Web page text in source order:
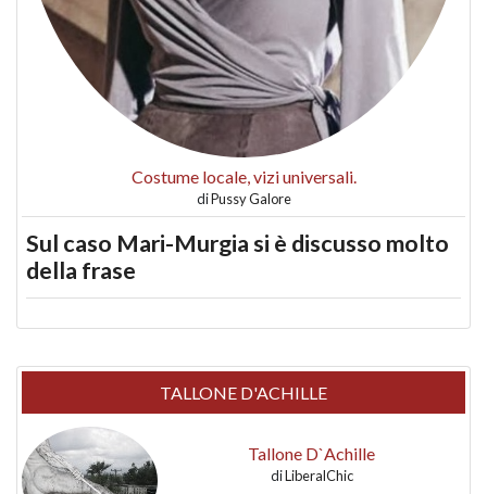
Costume locale, vizi universali.
diPussy Galore
Sul caso Mari-Murgia si è discusso molto
della frase
TALLONE D'ACHILLE
Tallone D`Achille
diLiberalChic